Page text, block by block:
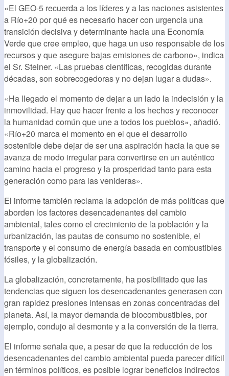
«El GEO-5 recuerda a los líderes y a las naciones asistentes
a Río+20 por qué es necesario hacer con urgencia una
transición decisiva y determinante hacia una Economía
Verde que cree empleo, que haga un uso responsable de los
recursos y que asegure bajas emisiones de carbono», indica
el Sr. Steiner. «Las pruebas científicas, recogidas durante
décadas, son sobrecogedoras y no dejan lugar a dudas».
«Ha llegado el momento de dejar a un lado la indecisión y la
inmovilidad. Hay que hacer frente a los hechos y reconocer
la humanidad común que une a todos los pueblos», añadió.
«Río+20 marca el momento en el que el desarrollo
sostenible debe dejar de ser una aspiración hacia la que se
avanza de modo irregular para convertirse en un auténtico
camino hacia el progreso y la prosperidad tanto para esta
generación como para las venideras».
El informe también reclama la adopción de más políticas que
aborden los factores desencadenantes del cambio
ambiental, tales como el crecimiento de la población y la
urbanización, las pautas de consumo no sostenible, el
transporte y el consumo de energía basada en combustibles
fósiles, y la globalización.
La globalización, concretamente, ha posibilitado que las
tendencias que siguen los desencadenantes generasen con
gran rapidez presiones intensas en zonas concentradas del
planeta. Así, la mayor demanda de biocombustibles, por
ejemplo, condujo al desmonte y a la conversión de la tierra.
El informe señala que, a pesar de que la reducción de los
desencadenantes del cambio ambiental pueda parecer difícil
en términos políticos, es posible lograr beneficios indirectos